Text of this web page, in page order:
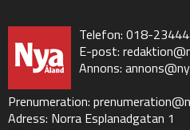
Telefon: 018-23444
E-post:
Annons:
Prenumeration:
Adress: Norra Esplanadgatan 1